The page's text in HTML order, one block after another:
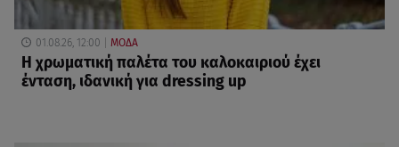
01.08.26, 12:00 ΜΟΔΑ
Η χρωματική παλέτα του καλοκαιριού έχει
ένταση, ιδανική για dressing up